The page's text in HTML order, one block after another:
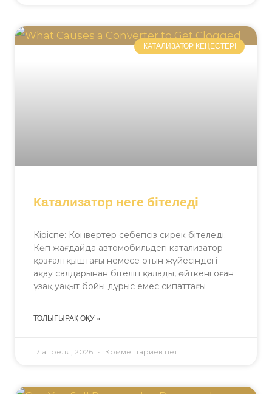
КАТАЛИЗАТОР КЕҢЕСТЕРІ
Катализатор неге бітеледі
Кіріспе: Конвертер себепсіз сирек бітеледі.
Көп жағдайда автомобильдегі катализатор
қозғалтқыштағы немесе отын жүйесіндегі
ақау салдарынан бітеліп қалады, өйткені оған
ұзақ уақыт бойы дұрыс емес сипаттағы
ТОЛЫҒЫРАҚ ОҚУ »
17 апреля, 2026 Комментариев нет